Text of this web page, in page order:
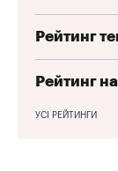
Рейтинг
Рейтинг
УСІ РЕЙТИНГИ